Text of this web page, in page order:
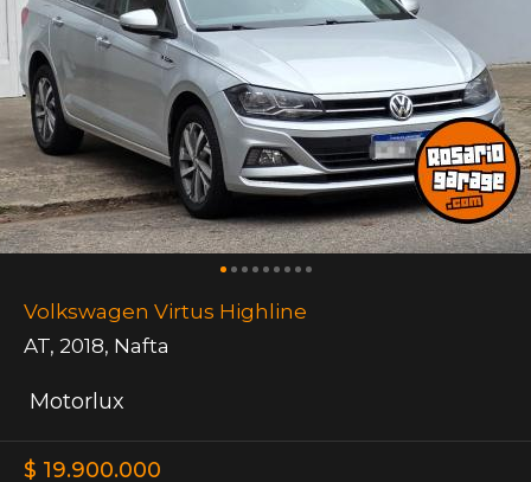
Volkswagen Virtus Highline
AT, 2018, Nafta
Motorlux
$ 19.900.000